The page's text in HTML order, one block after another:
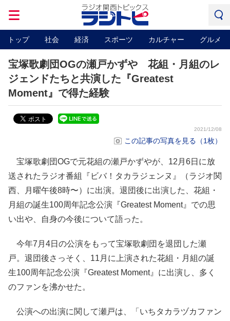
トップ 社会 経済 スポーツ カルチャー グルメ
宝塚歌劇団OGの瀬戸かずや 花組・月組のレ
ジェンドたちと共演した『Greatest
Moment』で得た経験
2021/12/08
この記事の写真を見る（1枚）
宝塚歌劇団OGで元花組の瀬戸かずやが、12月6日に放
送されたラジオ番組『ビバ！タカラジェンヌ』（ラジオ関
西、月曜午後8時〜）に出演。退団後に出演した、花組・
月組の誕生100周年記念公演『Greatest Moment』での思
い出や、自身の今後について語った。
今年7月4日の公演をもって宝塚歌劇団を退団した瀬
戸。退団後さっそく、11月に上演された花組・月組の誕
生100周年記念公演『Greatest Moment』に出演し、多く
のファンを沸かせた。
公演への出演に関して瀬戸は、「いちタカラヅカファン